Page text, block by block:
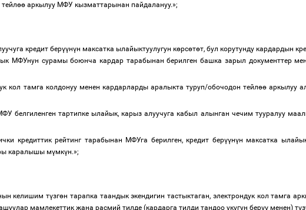
өө аркылуу МФУ кызматтарынан пайдалануу.»;
кредит берүүнүн максатка ылайыктуулугун көрсөтөт, бул корутунду кардардын
МФУнун сурамы боюнча кардар тарабынан берилген башка зарыл документтер
кол тамга колдонуу менен кардарларды аралыкта туруп/обочодон тейлөөаркылуу
белгиленген тартипке ылайык, карыз алуучуга кабыл алынган чечим тууралуу
кредиттик рейтинг тарабынан МФУга берилген, кредит берүүнүн максатка
каралышы мүмкүн.»;
келишим түзгөн тарапка таандык экендигин тастыктаган, электрондук кол тамга
мамлекеттик жана расмий тилде (кардарга тилди тандоо укугун берүү менен) түз